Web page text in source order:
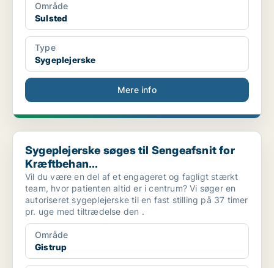
Område
Sulsted
Type
Sygeplejerske
Mere info
Sygeplejerske søges til Sengeafsnit for Kræftbehan...
Sygeplejerske søges til Sengeafsnit for
Kræftbehan...
Vil du være en del af et engageret og fagligt stærkt
team, hvor patienten altid er i centrum? Vi søger en
autoriseret sygeplejerske til en fast stilling på 37 timer
pr. uge med tiltrædelse den .
Område
Gistrup